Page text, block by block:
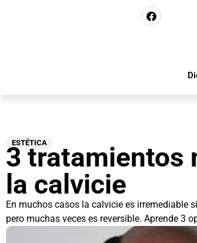
ESTÉTICA
3 tratamientos
la calvicie
En muchos casos la calvicie es irremediable
pero muchas veces es reversible. Aprende 3